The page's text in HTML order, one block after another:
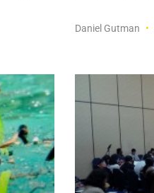
Daniel Gutman